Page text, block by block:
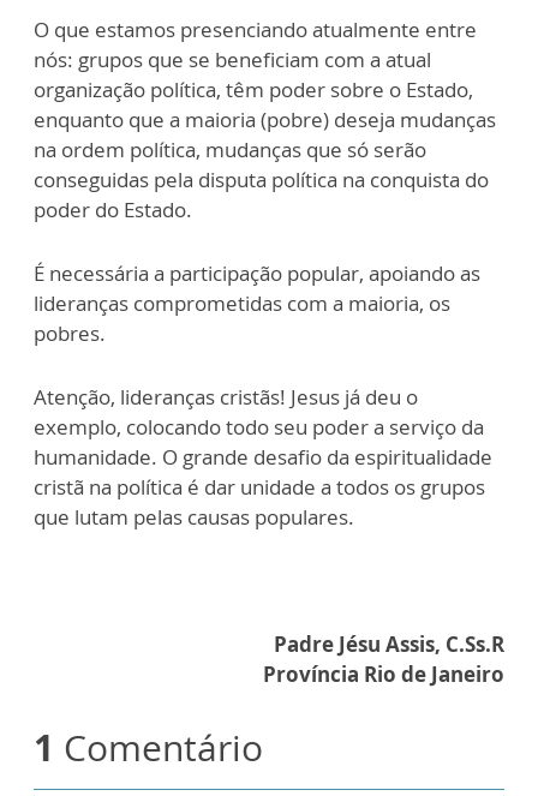
O que estamos presenciando atualmente entre
nós: grupos que se beneficiam com a atual
organização política, têm poder sobre o Estado,
enquanto que a maioria (pobre) deseja mudanças
na ordem política, mudanças que só serão
conseguidas pela disputa política na conquista do
poder do Estado.
É necessária a participação popular, apoiando as
lideranças comprometidas com a maioria, os
pobres.
Atenção, lideranças cristãs! Jesus já deu o
exemplo, colocando todo seu poder a serviço da
humanidade. O grande desafio da espiritualidade
cristã na política é dar unidade a todos os grupos
que lutam pelas causas populares.
Padre Jésu Assis, C.Ss.R
Província Rio de Janeiro
1 Comentário